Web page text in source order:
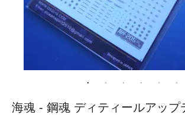
海魂 - 鋼魂 ディティールアップ